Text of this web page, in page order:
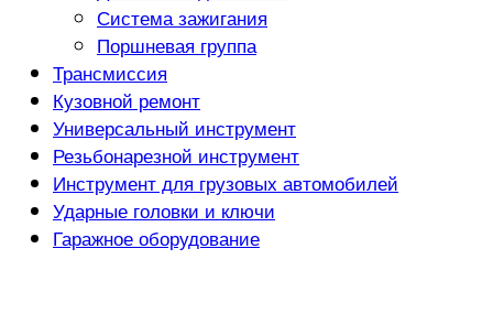
Система зажигания
Поршневая группа
Трансмиссия
Кузовной ремонт
Универсальный инструмент
Резьбонарезной инструмент
Инструмент для грузовых автомобилей
Ударные головки и ключи
Гаражное оборудование